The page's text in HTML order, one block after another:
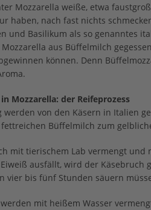
GESUNDHEIT
Mozzarella weiße, etwa
haben, nach fast nichts
und Basilikum als so genanntes
aus Büffelmilch
können. Denn
Mozzarella: der Reifeprozess
werden von den Käsern in Italien
Büffelmilch zum
mit tierischem Lab vermengt und
ausfällt, wird der Käsebruch
vier bis fünf Stunden säuern
mit heißem Wasser